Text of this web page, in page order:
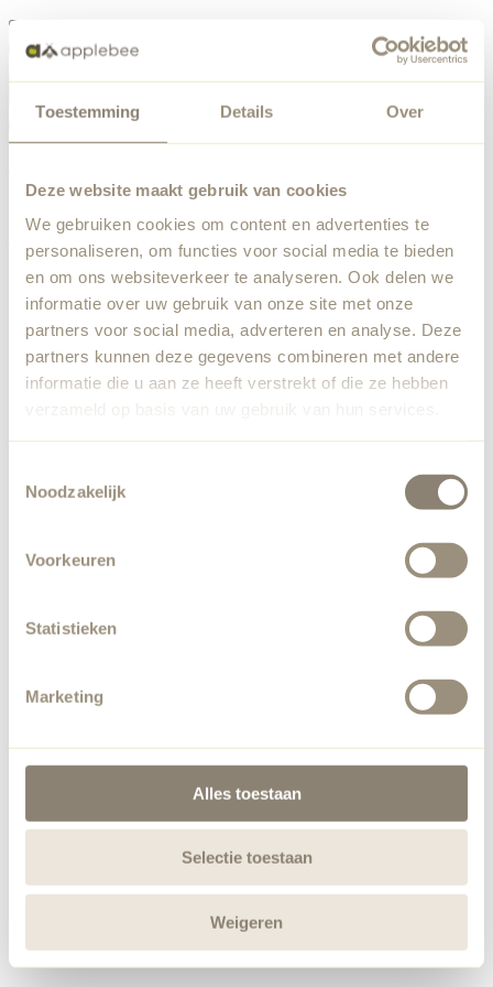
Toestemming Details Over
Deze website maakt gebruik van cookies
We gebruiken cookies om content en advertenties te
personaliseren, om functies voor social media te bieden
en om ons websiteverkeer te analyseren. Ook delen we
informatie over uw gebruik van onze site met onze
partners voor social media, adverteren en analyse. Deze
partners kunnen deze gegevens combineren met andere
informatie die u aan ze heeft verstrekt of die ze hebben
verzameld op basis van uw gebruik van hun services.
Noodzakelijk
Voorkeuren
Statistieken
Marketing
Alles toestaan
Selectie toestaan
Weigeren
Something went wrong
been notified.
Back to home